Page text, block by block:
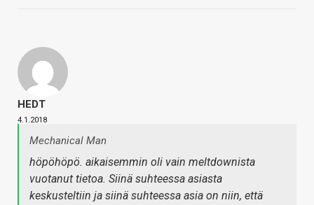
HEDT
4.1.2018
Mechanical Man
höpöhöpö. aikaisemmin oli vain meltdownista
vuotanut tietoa. Siinä suhteessa asiasta
keskusteltiin ja siinä suhteessa asia on niin, että